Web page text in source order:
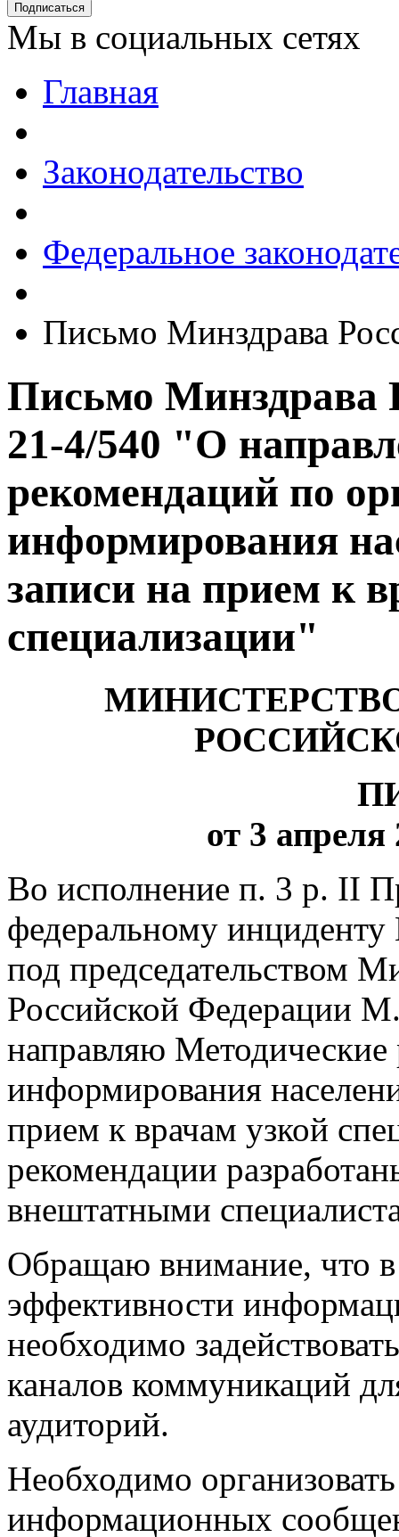
Подписаться
Мы в социальных сетях
Главная
Законодательство
Федеральное
Письмо Минздрава
Письмо Минздрава
21-4/540 "О
рекомендаций по
информирования
записи на прием к
специализации"
от 3 апреля
Во исполнение п. 3 р. II
федеральному
под председательством
Российской Федерации
направляю
информирования
прием к врачам узкой
рекомендации
внештатными
Обращаю внимание, что
эффективности
необходимо
каналов коммуникаций
аудиторий.
Необходимо
информационных